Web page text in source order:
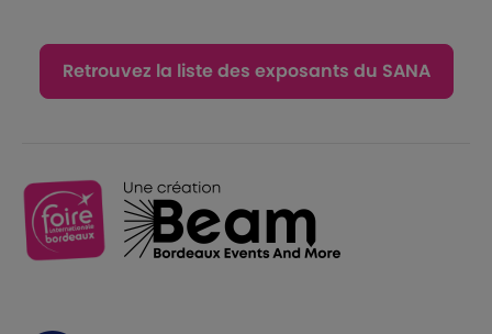
Retrouvez la liste des exposants du SANA